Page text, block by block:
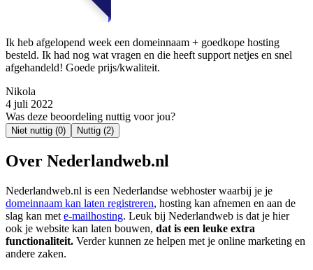
Ik heb afgelopend week een domeinnaam + goedkope hosting
besteld. Ik had nog wat vragen en die heeft support netjes en snel
afgehandeld! Goede prijs/kwaliteit.
Nikola
4 juli 2022
Was deze beoordeling nuttig voor jou?
Niet nuttig (0) Nuttig (2)
Over Nederlandweb.nl
Nederlandweb.nl is een Nederlandse webhoster waarbij je je
domeinnaam kan laten registreren, hosting kan afnemen en aan de
slag kan met e-mailhosting. Leuk bij Nederlandweb is dat je hier
ook je website kan laten bouwen, dat is een leuke extra
functionaliteit. Verder kunnen ze helpen met je online marketing en
andere zaken.